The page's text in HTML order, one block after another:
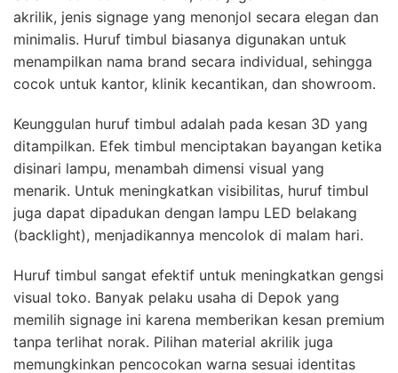
akrilik, jenis signage yang menonjol secara elegan dan
minimalis. Huruf timbul biasanya digunakan untuk
menampilkan nama brand secara individual, sehingga
cocok untuk kantor, klinik kecantikan, dan showroom.
Keunggulan huruf timbul adalah pada kesan 3D yang
ditampilkan. Efek timbul menciptakan bayangan ketika
disinari lampu, menambah dimensi visual yang
menarik. Untuk meningkatkan visibilitas, huruf timbul
juga dapat dipadukan dengan lampu LED belakang
(backlight), menjadikannya mencolok di malam hari.
Huruf timbul sangat efektif untuk meningkatkan gengsi
visual toko. Banyak pelaku usaha di Depok yang
memilih signage ini karena memberikan kesan premium
tanpa terlihat norak. Pilihan material akrilik juga
memungkinkan pencocokan warna sesuai identitas